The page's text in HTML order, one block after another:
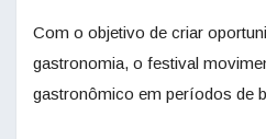
Com o objetivo de criar
gastronomia, o festival
gastronômico em períodos de